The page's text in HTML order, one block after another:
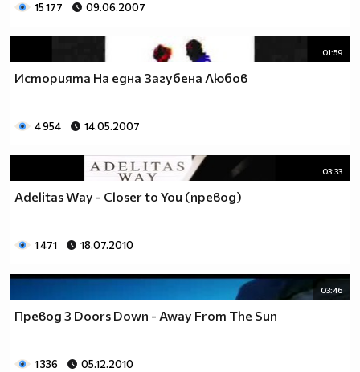
15 177 09.06.2007
01:59
Историята На една Загубена Любов
4 954 14.05.2007
03:33
Adelitas Way - Closer to You (превод)
1 471 18.07.2010
03:46
Превод 3 Doors Down - Away From The Sun
1 336 05.12.2010